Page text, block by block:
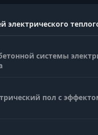
электрического
системы
пол с